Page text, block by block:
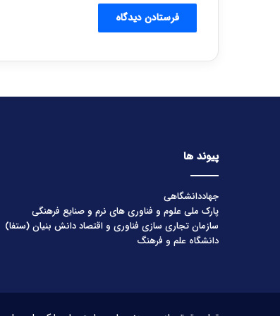
پیوند ها
جهاددانشگاهی
پارک ملی علوم و فناوری های نرم و صنایع فرهنگی
سازمان تجاری سازی فناوری و اقتصاد دانش بنیان (ستفا)
دانشگاه علم و فرهنگ